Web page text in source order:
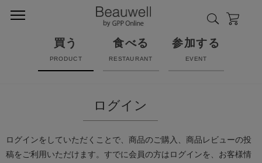
買う
PRODUCT
食べる
RESTAURANT
参加する
EVENT
ログイン
ログインをしていただくことで、商品のご購入、商品レビューの投
稿をご利用いただけます。すでに会員の方はログインを、お客様情